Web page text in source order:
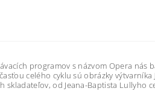
programov s názvom Opera
celého cyklu sú obrázky
skladateľov, od Jeana-Baptista Lullyho